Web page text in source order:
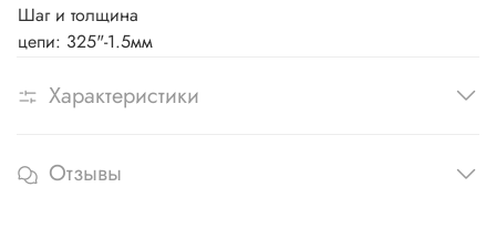
Шаг и толщина
цепи: 325"-1.5мм
Характеристики
Отзывы